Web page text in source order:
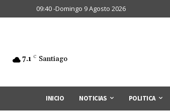
09:40 -Domingo 9 Agosto 2026
7.1 C Santiago
INICIO NOTICIAS POLITICA